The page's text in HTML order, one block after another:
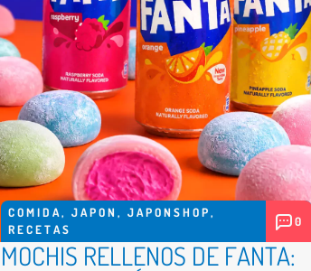
COMIDA, JAPON , JAPONSHOP,
RECETAS
0
MOCHIS RELLENOS DE FANTA: